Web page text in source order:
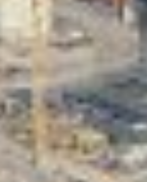
Valon Kaupunki
Lasten Lysti & LystiKylä-festivaali
Ohje
English